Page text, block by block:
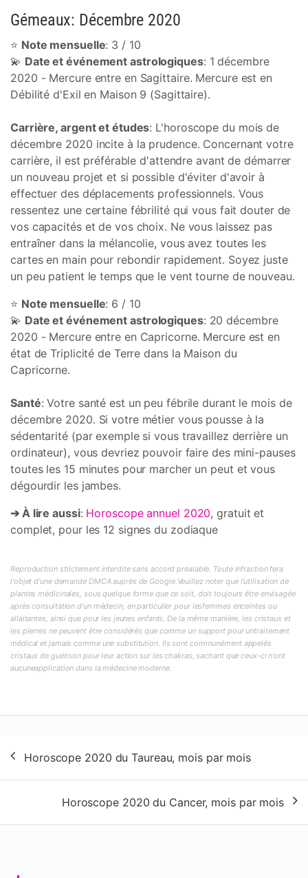
Gémeaux: Décembre 2020
⭐ Note mensuelle: 3 / 10
💫 Date et événement astrologiques: 1 décembre
2020 - Mercure entre en Sagittaire. Mercure est en
Débilité d'Exil en Maison 9 (Sagittaire).
Carrière, argent et études: L'horoscope du mois de
décembre 2020 incite à la prudence. Concernant votre
carrière, il est préférable d'attendre avant de démarrer
un nouveau projet et si possible d'éviter d'avoir à
effectuer des déplacements professionnels. Vous
ressentez une certaine fébrilité qui vous fait douter de
vos capacités et de vos choix. Ne vous laissez pas
entraîner dans la mélancolie, vous avez toutes les
cartes en main pour rebondir rapidement. Soyez juste
un peu patient le temps que le vent tourne de nouveau.
⭐ Note mensuelle: 6 / 10
💫 Date et événement astrologiques: 20 décembre
2020 - Mercure entre en Capricorne. Mercure est en
état de Triplicité de Terre dans la Maison du
Capricorne.
Santé: Votre santé est un peu fébrile durant le mois de
décembre 2020. Si votre métier vous pousse à la
sédentarité (par exemple si vous travaillez derrière un
ordinateur), vous devriez pouvoir faire des mini-pauses
toutes les 15 minutes pour marcher un peut et vous
dégourdir les jambes.
➔ À lire aussi: Horoscope annuel 2020, gratuit et
complet, pour les 12 signes du zodiaque
Reproduction strictement interdite sans accord préalable. Toute infraction fera
l'objet d'une demande DMCA auprès de Google.Veuillez noter que l'utilisation de
plantes médicinales, sous quelque forme que ce soit, doit toujours être envisagée
après consultation d'un médecin, en particulier pour lesfemmes enceintes ou
allaitantes, ainsi que pour les jeunes enfants. De la même manière, les cristaux et
les pierres ne peuvent être considérés que comme un support pour untraitement
médical et jamais comme une substitution. Ils sont communément appelés
cristaux de guérison pour leur action sur les chakras, sachant que ceux-ci n'ont
aucuneapplication dans la médecine moderne.
de
l’article
Horoscope 2020 du Taureau, mois par mois
Horoscope 2020 du Cancer, mois par mois